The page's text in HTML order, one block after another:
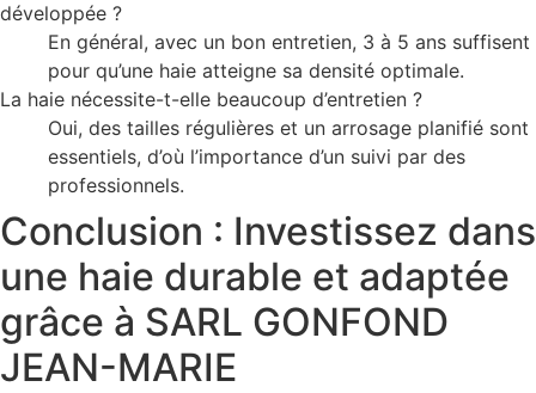
développée ?
En général, avec un bon entretien, 3 à 5 ans suffisent
pour qu’une haie atteigne sa densité optimale.
La haie nécessite-t-elle beaucoup d’entretien ?
Oui, des tailles régulières et un arrosage planifié sont
essentiels, d’où l’importance d’un suivi par des
professionnels.
Conclusion : Investissez dans
une haie durable et adaptée
grâce à SARL GONFOND
JEAN-MARIE